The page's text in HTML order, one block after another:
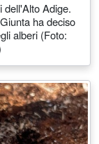
dell'Alto Adige.
ha deciso
alberi (Foto: